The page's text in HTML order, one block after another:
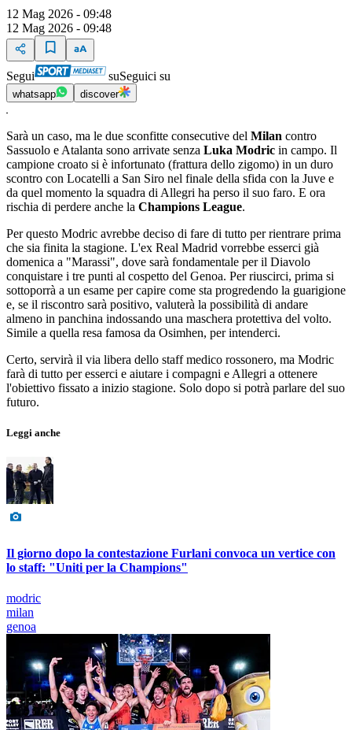
12 Mag 2026 - 09:48
12 Mag 2026 - 09:48
Segui suSeguici su
whatsapp discover
Sarà un caso, ma le due sconfitte consecutive del Milan contro
Sassuolo e Atalanta sono arrivate senza Luka Modric in campo. Il
campione croato si è infortunato (frattura dello zigomo) in un duro
scontro con Locatelli a San Siro nel finale della sfida con la Juve e
da quel momento la squadra di Allegri ha perso il suo faro. E ora
rischia di perdere anche la Champions League.
Per questo Modric avrebbe deciso di fare di tutto per rientrare prima
che sia finita la stagione. L'ex Real Madrid vorrebbe esserci già
domenica a "Marassi", dove sarà fondamentale per il Diavolo
conquistare i tre punti al cospetto del Genoa. Per riuscirci, prima si
sottoporrà a un esame per capire come sta progredendo la guarigione
e, se il riscontro sarà positivo, valuterà la possibilità di andare
almeno in panchina indossando una maschera protettiva del volto.
Simile a quella resa famosa da Osimhen, per intenderci.
Certo, servirà il via libera dello staff medico rossonero, ma Modric
farà di tutto per esserci e aiutare i compagni e Allegri a ottenere
l'obiettivo fissato a inizio stagione. Solo dopo si potrà parlare del suo
futuro.
Leggi anche
Il giorno dopo la contestazione Furlani convoca un vertice con
lo staff: "Uniti per la Champions"
modric
milan
genoa